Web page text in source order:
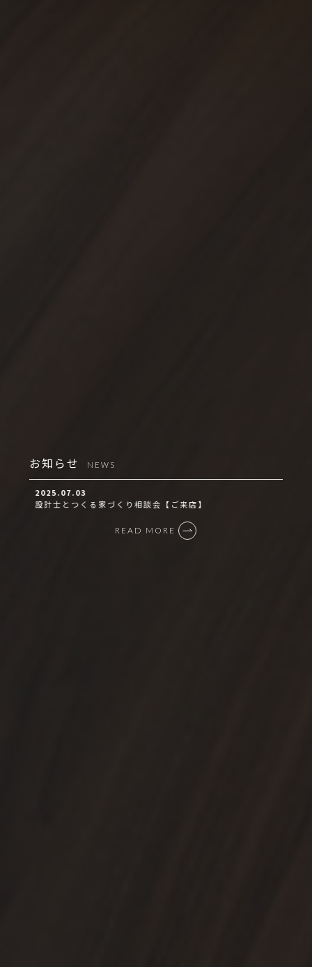
お知らせ NEWS
2025.07.03
設計士とつくる家づくり相談会【ご来店】
READ MORE